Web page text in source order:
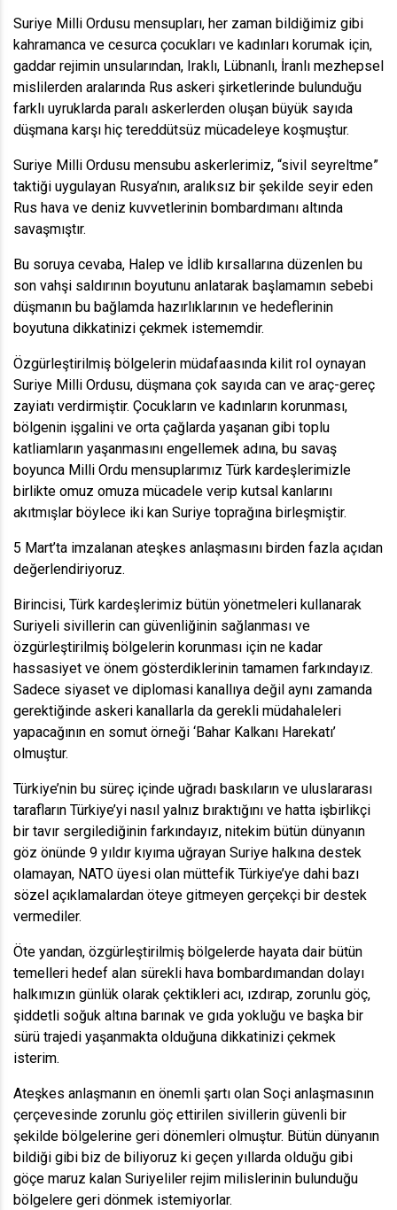
Suriye Milli Ordusu mensupları, her zaman bildiğimiz gibi
kahramanca ve cesurca çocukları ve kadınları korumak için,
gaddar rejimin unsularından, Iraklı, Lübnanlı, İranlı mezhepsel
mislilerden aralarında Rus askeri şirketlerinde bulunduğu
farklı uyruklarda paralı askerlerden oluşan büyük sayıda
düşmana karşı hiç tereddütsüz mücadeleye koşmuştur.
Suriye Milli Ordusu mensubu askerlerimiz, “sivil seyreltme”
taktiği uygulayan Rusya’nın, aralıksız bir şekilde seyir eden
Rus hava ve deniz kuvvetlerinin bombardımanı altında
savaşmıştır.
Bu soruya cevaba, Halep ve İdlib kırsallarına düzenlen bu
son vahşi saldırının boyutunu anlatarak başlamamın sebebi
düşmanın bu bağlamda hazırlıklarının ve hedeflerinin
boyutuna dikkatinizi çekmek istememdir.
Özgürleştirilmiş bölgelerin müdafaasında kilit rol oynayan
Suriye Milli Ordusu, düşmana çok sayıda can ve araç-gereç
zayiatı verdirmiştir. Çocukların ve kadınların korunması,
bölgenin işgalini ve orta çağlarda yaşanan gibi toplu
katliamların yaşanmasını engellemek adına, bu savaş
boyunca Milli Ordu mensuplarımız Türk kardeşlerimizle
birlikte omuz omuza mücadele verip kutsal kanlarını
akıtmışlar böylece iki kan Suriye toprağına birleşmiştir.
5 Mart’ta imzalanan ateşkes anlaşmasını birden fazla açıdan
değerlendiriyoruz.
Birincisi, Türk kardeşlerimiz bütün yönetmeleri kullanarak
Suriyeli sivillerin can güvenliğinin sağlanması ve
özgürleştirilmiş bölgelerin korunması için ne kadar
hassasiyet ve önem gösterdiklerinin tamamen farkındayız.
Sadece siyaset ve diplomasi kanallıya değil aynı zamanda
gerektiğinde askeri kanallarla da gerekli müdahaleleri
yapacağının en somut örneği ‘Bahar Kalkanı Harekatı’
olmuştur.
Türkiye’nin bu süreç içinde uğradı baskıların ve uluslararası
tarafların Türkiye’yi nasıl yalnız bıraktığını ve hatta işbirlikçi
bir tavır sergilediğinin farkındayız, nitekim bütün dünyanın
göz önünde 9 yıldır kıyıma uğrayan Suriye halkına destek
olamayan, NATO üyesi olan müttefik Türkiye’ye dahi bazı
sözel açıklamalardan öteye gitmeyen gerçekçi bir destek
vermediler.
Öte yandan, özgürleştirilmiş bölgelerde hayata dair bütün
temelleri hedef alan sürekli hava bombardımandan dolayı
halkımızın günlük olarak çektikleri acı, ızdırap, zorunlu göç,
şiddetli soğuk altına barınak ve gıda yokluğu ve başka bir
sürü trajedi yaşanmakta olduğuna dikkatinizi çekmek
isterim.
Ateşkes anlaşmanın en önemli şartı olan Soçi anlaşmasının
çerçevesinde zorunlu göç ettirilen sivillerin güvenli bir
şekilde bölgelerine geri dönemleri olmuştur. Bütün dünyanın
bildiği gibi biz de biliyoruz ki geçen yıllarda olduğu gibi
göçe maruz kalan Suriyeliler rejim milislerinin bulunduğu
bölgelere geri dönmek istemiyorlar.